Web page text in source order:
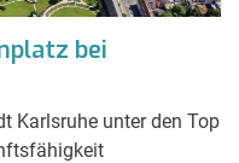
bei
Karlsruhe unter den Top